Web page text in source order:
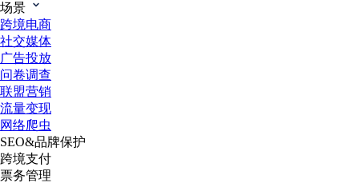
场景
跨境电商
社交媒体
广告投放
问卷调查
联盟营销
流量变现
网络爬虫
SEO&品牌保护
跨境支付
票务管理